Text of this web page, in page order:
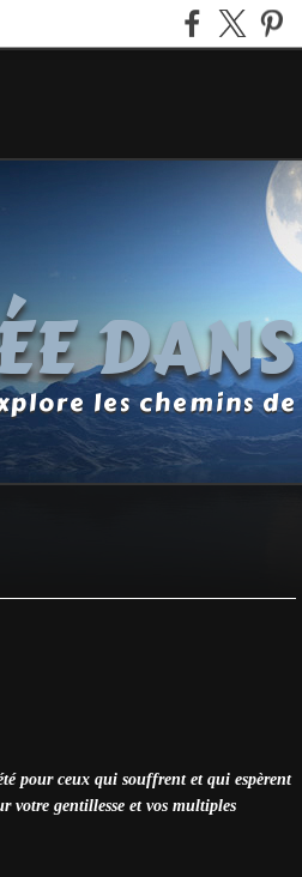
les chemins
pour ceux qui souffrent et qui espèrent
votre gentillesse et vos multiples